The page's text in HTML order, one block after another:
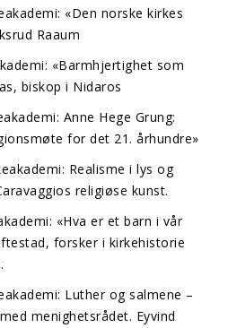
«Den norske kirkes
Raaum
«Barmhjertighet som
biskop i Nidaros
Anne Hege Grung:
for det 21. århundre»
Realisme i lys og
religiøse kunst.
«Hva er et barn i vår
forsker i kirkehistorie
Luther og salmene –
menighetsrådet. Eyvind